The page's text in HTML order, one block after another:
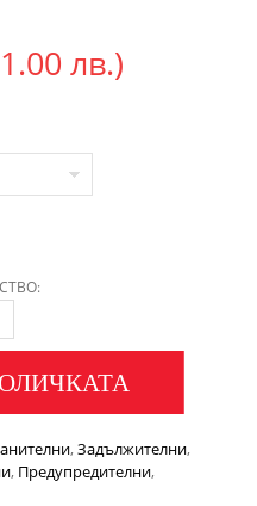
лв.)
,Задължителни,
, Предупредителни,